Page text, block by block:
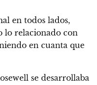
en todos lados,
lo relacionado con
en cuanta que
se desarrollaba